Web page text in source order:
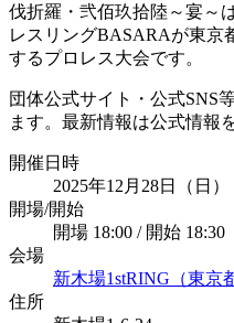
伐折羅・弐佰玖拾陸～宴～
レスリングBASARAが東京
するプロレス大会です。
団体公式サイト・公式SNS
ます。最新情報は公式情報
開催日時
2025年12月28日（日）
開場/開始
開場 18:00 / 開始 18:30
会場
新木場1stRING（東京
住所